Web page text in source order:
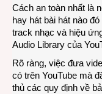
Cách an toàn nhất là
hay hát bài hát nào
track nhạc và hiệu
Audio Library của
Rõ ràng, việc đưa
có trên YouTube mà
thủ các quy định về